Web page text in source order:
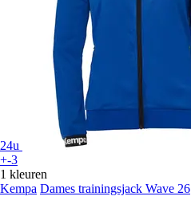
24u
+-3
1 kleuren
Kempa Dames trainingsjack Wave 26